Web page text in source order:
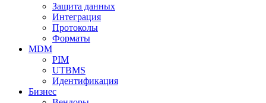
Защита данных
Интеграция
Протоколы
Форматы
MDM
PIM
UTBMS
Идентификация
Бизнес